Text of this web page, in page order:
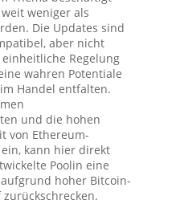
weniger als
Die Updates sind
aber nicht
Regelung
wahren Potentiale
Handel entfalten.
und die hohen
von Ethereum-
kann hier direkt
Poolin eine
hoher Bitcoin-